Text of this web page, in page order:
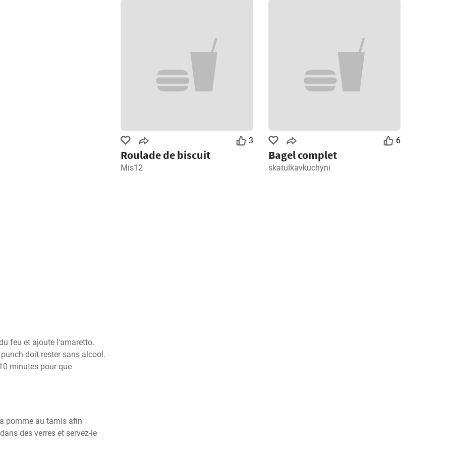
feu et ajoute l'amaretto.
doit rester sans alcool.
minutes pour que
pomme au tamis afin
des verres et servez-le
3
Roulade de biscuit
Mis12
6
Bagel complet
skatulkavkuchyni